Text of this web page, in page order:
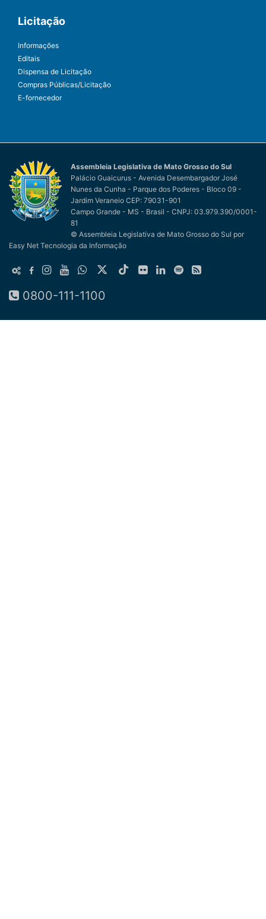
Licitação
Informações
Editais
Dispensa de Licitação
Compras Públicas/Licitação
E-fornecedor
Assembleia Legislativa de Mato Grosso do Sul
Palácio Guaicurus - Avenida Desembargador José
Nunes da Cunha - Parque dos Poderes - Bloco 09 -
Jardim Veraneio CEP: 79031-901
Campo Grande - MS - Brasil - CNPJ: 03.979.390/0001-
81
© Assembleia Legislativa de Mato Grosso do Sul por
Easy Net Tecnologia da Informação
0800-111-1100